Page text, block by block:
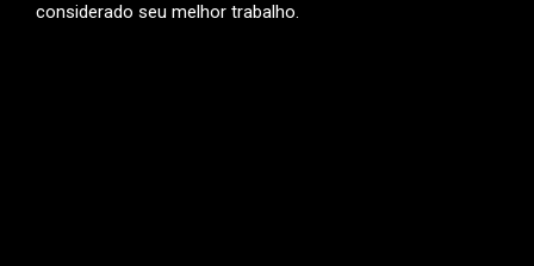
considerado seu melhor trabalho.